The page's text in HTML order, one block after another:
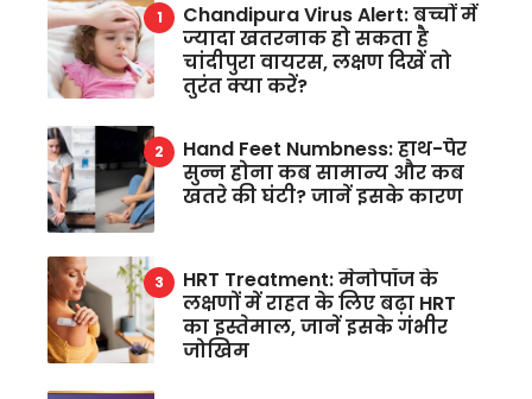
Chandipura Virus Alert: बच्चों में
ज्यादा खतरनाक हो सकता है
चांदीपुरा वायरस, लक्षण दिखें तो
तुरंत क्या करें?
Hand Feet Numbness: हाथ-पैर
सुन्न होना कब सामान्य और कब
खतरे की घंटी? जानें इसके कारण
HRT Treatment: मेनोपॉज के
लक्षणों में राहत के लिए बढ़ा HRT
का इस्तेमाल, जानें इसके गंभीर
जोखिम